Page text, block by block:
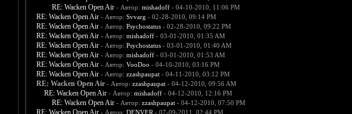
RE: Wacken Open Air - Автор: mishadoff- 04-10-2010, 11:06 PM
RE: Wacken Open Air - Автор: Svvarg - 02-28-2010, 09:14 PM
RE: Wacken Open Air - Автор: Psychostatus- 02-28-2010, 09:22 PM
RE: Wacken Open Air - Автор: mishadoff- 03-01-2010, 01:35 AM
RE: Wacken Open Air - Автор: Psychostatus- 03-01-2010, 01:40 AM
RE: Wacken Open Air - Автор: mishadoff- 03-01-2010, 01:53 AM
RE: Wacken Open Air - Автор: VooDoo - 04-10-2010, 03:16 PM
RE: Wacken Open Air - Автор: zzashpaupat- 04-11-2010, 03:12 PM
RE: Wacken Open Air - Автор: zzashpaupat- 04-12-2010, 09:56 AM
RE: Wacken Open Air - Автор: mishadoff- 04-12-2010, 12:16 PM
RE: Wacken Open Air - Автор: zzashpaupat- 04-12-2010, 07:50 PM
RE: Wacken Open Air - Автор: DENVER - 07-09-2011, 02:44 PM